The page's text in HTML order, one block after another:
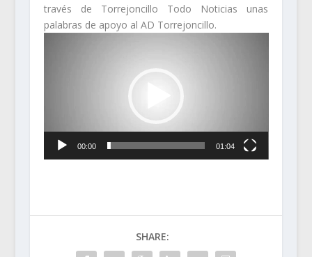
través de Torrejoncillo Todo Noticias unas
palabras de apoyo al AD Torrejoncillo.
00:00 01:04
SHARE: